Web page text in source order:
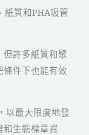
紙質和PHA吸管
許多紙質和聚
條件下也能有效
以最大限度地發
和生態標章資